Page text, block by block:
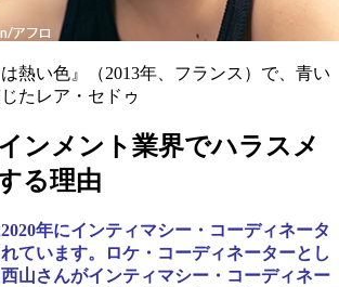
は熱い色』（2013年、フランス）で、青い
たレア・セドゥ
ンメント業界でハラスメ
る理由
年にインティマシー・コーディネータ
ています。ロケ・コーディネーターとし
山さんがインティマシー・コーディネー